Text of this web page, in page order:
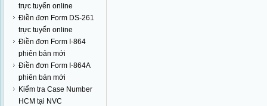
trực tuyến online
Điền đơn Form DS-261
trực tuyến online
Điền đơn Form I-864
phiên bản mới
Điền đơn Form I-864A
phiên bản mới
Kiểm tra Case Number
HCM tại NVC